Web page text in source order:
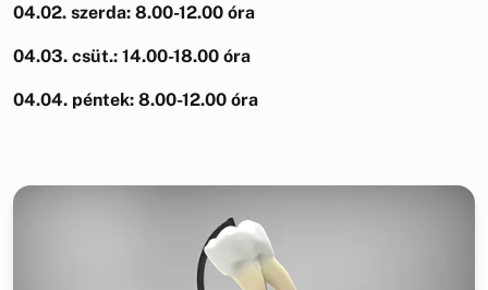
04.02. szerda: 8.00-12.00 óra
04.03. csüt.: 14.00-18.00 óra
04.04. péntek: 8.00-12.00 óra